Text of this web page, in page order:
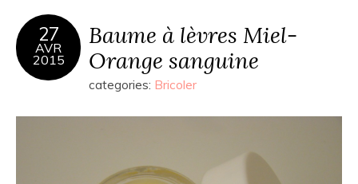
27
AVR
2015
Baume à lèvres Miel-
Orange sanguine
categories: Bricoler